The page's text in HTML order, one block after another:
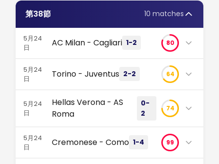
第38節 10 matches
5月24
日
AC Milan - Cagliari 1-2 80
スコアはACミランの敗北。しかし、この試合の真の
物語は、カリアリがメアッツァで見せた猛攻だ。メニ
わせが起きた！ #セリエA #ACミラン #番狂わせ
サルデーニャの衝撃、メアッツァを沈黙させる 最終節に起き
っくり返し、攻撃への執念が最強のホストをも打ち破れるこ
とを証明した。 早すぎた幻影 ACミラン が先制したことで、
5月24
日
Torino - Juventus 2-2 64
た！28本のシュートが飛び交うカオスな最終節とな
ったが、街の誇りは分かち合われる結果に。#セリエ
街のライバル同士が演じたカオスな激闘 スタディオ・オリン
5月24
日
Hellas Verona - AS
Roma
0-
2
74
スコアは2-0ですが、真の物語は退場劇までのモンテ
ィポの奮闘にありました。ASローマがチャンピオン
5月24
日
Cremonese - Como 1-4 99